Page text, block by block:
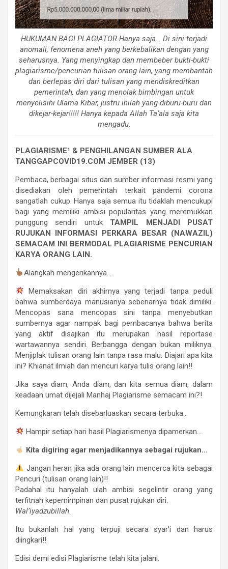
HUKUMAN BAGI PLAGIATOR Hanya saja… Di sini terjadi
anomali, fenomena aneh yang berkebalikan dengan yang
seharusnya. Yang menyingkap dan membeber bukti-bukti
plagiarisme/pencurian tulisan orang lain, yang membantah
dan berlepas diri dari tulisan yang mendiskreditkan
pemerintah, dan yang menolak bimbingan untuk
menyelisihi Ulama Kibar, justru inilah yang diburu-buru dan
dikejar-kejar!!!!! Hanya kepada Allah Ta’ala saja kita
mengadu.
PLAGIARISME¹ & PENGHILANGAN SUMBER ALA
TANGGAPCOVID19.COM JEMBER (13)
Pembaca, berbagai situs dan sumber informasi resmi yang
disediakan oleh pemerintah terkait pandemi corona
sangatlah cukup. Hanya saja semua itu tidaklah mencukupi
bagi yang memiliki ambisi popularitas yang meremukkan
punggung sendiri untuk TAMPIL MENJADI PUSAT
RUJUKAN INFORMASI PERKARA BESAR (NAWAZIL)
SEMACAM INI BERMODAL PLAGIARISME PENCURIAN
KARYA ORANG LAIN.
Alangkah mengerikannya…
Memaksakan diri akhirnya yang terjadi tanpa peduli
bahwa sumberdaya manusianya sebenarnya tidak dimiliki.
Mencopas sana mencopas sini tanpa menyebutkan
sumbernya agar nampak bagi pembacanya bahwa berita
yang aktif disajikan itu merupakan hasil reportase
wartawannya sendiri. Berbangga dengan bukan miliknya.
Menjiplak tulisan orang lain tanpa rasa malu. Diajari apa kita
ini? Khianat ilmiah dan mencuri karya tulis orang lain!!
Jika saya diam, Anda diam, dan kita semua diam, dalam
keadaan umat dijejali Manhaj Plagiarisme semacam ini?!
Kemungkaran telah disebarluaskan secara terbuka…
Hampir setiap hari hasil Plagiarismenya dipamerkan…
Kita digiring agar menjadikannya sebagai rujukan…
Jangan heran jika ada orang lain mencerca kita sebagai
Pencuri (tulisan orang lain)!!
Padahal itu hanyalah ulah ambisi segelintir orang yang
terfitnah kepemimpinan dan pusat rujukan diri.
Wal’iyadzubillah.
Itu bukanlah hal yang terpuji secara syar’i dan harus
diingkari!!
Edisi demi edisi Plagiarisme telah kita jalani.